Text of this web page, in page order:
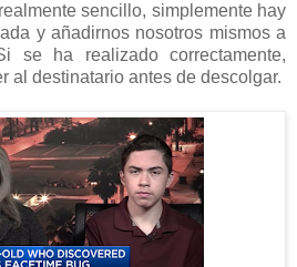
sencillo, simplemente hay
y añadirnos nosotros mismos a
se ha realizado correctamente,
al destinatario antes de descolgar.